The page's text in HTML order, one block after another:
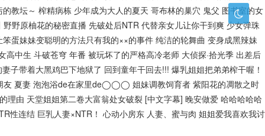
教坛～ 榨精病栋 少年成为大人的夏天 哥布林的巢穴 鬼父 图书室的女
野野原柚花的秘密直播 先破处后NTR 代替亲女儿让你干到爽 少女弹珠
笨蛋妹妹变聪明的方法只有我的××的事件 纯洁的轮舞曲 变身成黑辣妹
高中生 斗破苍穹 年番 被玩坏了的严格高冷老师 大侦探·拾光季 出差后
妻子带着大黑鸡巴下地狱了 回到童年干回去!!! 爆乳姐姐把弟弟榨干喔！
友 夏妻 泡泡浴de在家里de◯◯◯ 姐妹调教饲育者 紫阳花的凋散之时
理由 天堂姐姐第二卷大富翁处女破裂 [中文字幕] 晚安做爱 哈哈哈哈哈
性连结 巨乳人妻×NTR！ 心动小房东 人妻、蜜与肉 姐姐爱我喜欢我讨